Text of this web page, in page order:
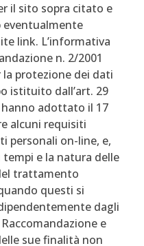
il sito sopra citato e
eventualmente
link. L’informativa
n. 2/2001
protezione dei dati
istituito dall’art. 29
hanno adottato il 17
alcuni requisiti
personali on-line, e,
e la natura delle
trattamento
questi si
dagli
e
sue finalità non